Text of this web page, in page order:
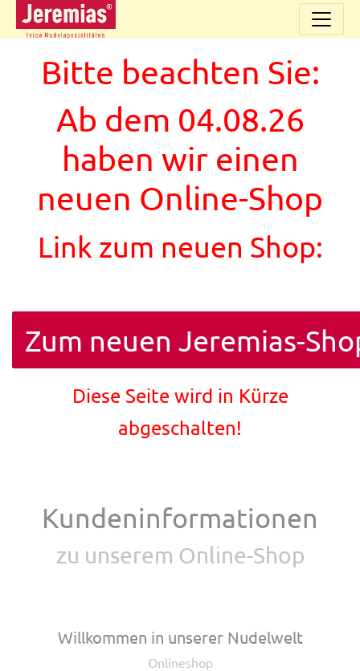
Bitte beachten Sie:
Ab dem 04.08.26
haben wir einen
neuen Online-Shop
Link zum neuen Shop:
Zum neuen Jeremias-
Diese Seite wird in Kürze
abgeschalten!
Kundeninformationen
zu unserem Online-Shop
Willkommen in unserer Nudelwelt
Onlineshop